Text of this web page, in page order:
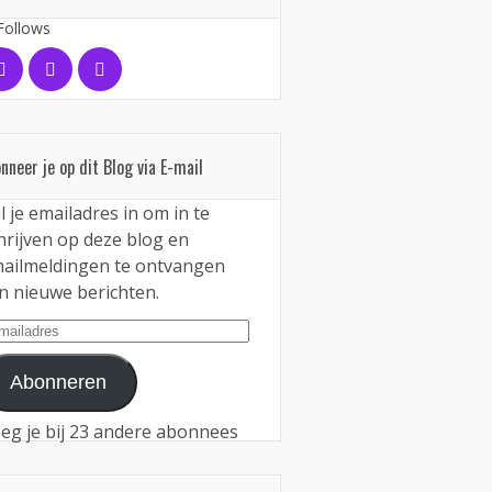
je op dit Blog via E-mail
je emailadres in om in te
op deze blog en
te ontvangen
nieuwe berichten.
Abonneren
je bij 23 andere abonnees